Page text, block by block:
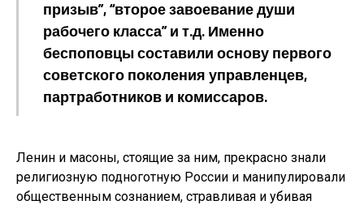
призыв”, “второе завоевание души
рабочего класса” и т.д. Именно
беспоповцы составили основу первого
советского поколения управленцев,
партработников и комиссаров.
Ленин и масоны, стоящие за ним, прекрасно знали
религиозную подноготную России и манипулировали
общественным сознанием, стравливая и убивая